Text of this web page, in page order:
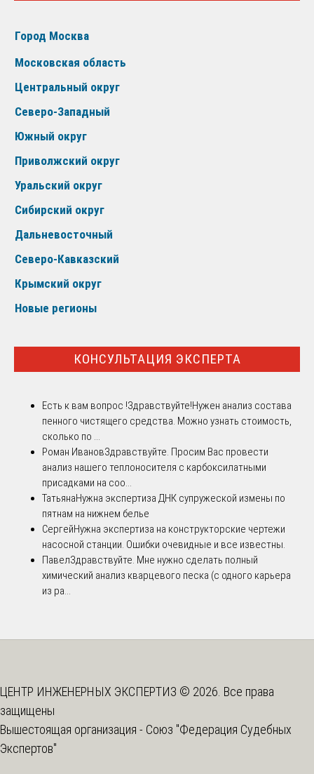
Город Москва
Московская область
Центральный округ
Северо-Западный
Южный округ
Приволжский округ
Уральский округ
Сибирский округ
Дальневосточный
Северо-Кавказский
Крымский округ
Новые регионы
КОНСУЛЬТАЦИЯ ЭКСПЕРТА
Есть к вам вопрос !Здравствуйте!Нужен анализ состава
пенного чистящего средства. Можно узнать стоимость,
сколько по ...
Роман ИвановЗдравствуйте. Просим Вас провести
анализ нашего теплоносителя с карбоксилатными
присадками на соо...
ТатьянаНужна экспертиза ДНК супружеской измены по
пятнам на нижнем белье
СергейНужна экспертиза на конструкторские чертежи
насосной станции. Ошибки очевидные и все известны.
ПавелЗдравствуйте. Мне нужно сделать полный
химический анализ кварцевого песка (с одного карьера
из ра...
ЦЕНТР ИНЖЕНЕРНЫХ ЭКСПЕРТИЗ © 2026. Все права
защищены
Вышестоящая организация - Союз "Федерация Судебных
Экспертов"